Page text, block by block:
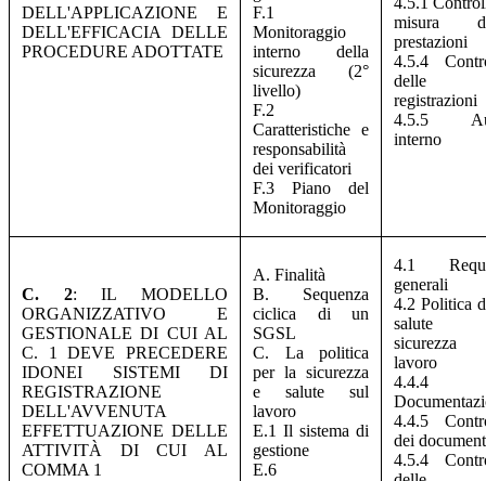
DELL'APPLICAZIONE E
DELL'EFFICACIA DELLE
PROCEDURE ADOTTATE
F.1
Monitoraggio
interno della
sicurezza (2°
livello)
F.2
Caratteristiche e
responsabilità
dei verificatori
F.3 Piano del
Monitoraggio
misura
prestazioni
4.5.4
delle
registrazioni
4.5.5
interno
C. 2: IL MODELLO
ORGANIZZATIVO E
GESTIONALE DI CUI AL
C. 1 DEVE PRECEDERE
IDONEI SISTEMI DI
REGISTRAZIONE
DELL'AVVENUTA
EFFETTUAZIONE DELLE
ATTIVITÀ DI CUI AL
COMMA 1
A. Finalità
B. Sequenza
ciclica di un
SGSL
C. La politica
per la sicurezza
e salute sul
lavoro
E.1 Il sistema di
gestione
E.6
4.1
generali
4.2 Politica
salute
sicurezza
lavoro
4.4.4
4.4.5
dei
4.5.4